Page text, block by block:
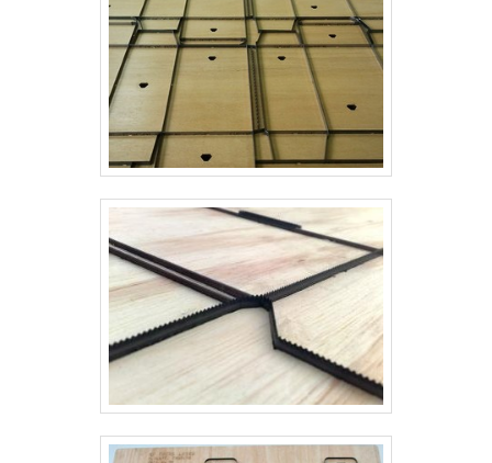
aumentando a eficiência da marca.A Real
Laser Facas é uma empresa que tem sido
apontada de forma positiva no segmento pela
idoneidade em tudo que faz, o que garante
uma entrega de excelência de ponta a ponta.